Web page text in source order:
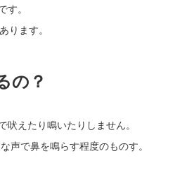
す。
ります。
の？
吠えたり鳴いたりしません。
声で鼻を鳴らす程度のものす。